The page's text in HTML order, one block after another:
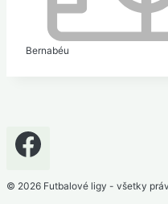
Bernabéu
© 2026 Futbalové ligy - všetky